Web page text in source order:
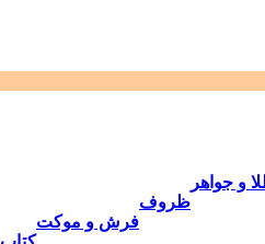
و جواهر
ظروف
فرش و موكت